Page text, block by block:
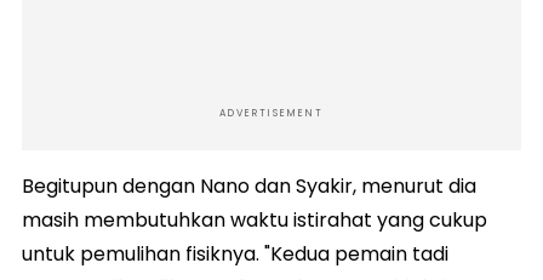
ADVERTISEMENT
Begitupun dengan Nano dan Syakir, menurut dia
masih membutuhkan waktu istirahat yang cukup
untuk pemulihan fisiknya. "Kedua pemain tadi